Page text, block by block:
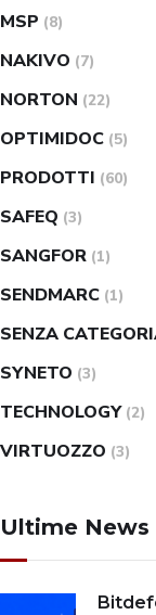
MSP (8)
NAKIVO (7)
NORTON (22)
OPTIMIDOC (5)
PRODOTTI (60)
SAFEQ (3)
SANGFOR (1)
SENDMARC (1)
SENZA
SYNETO (3)
TECHNOLOGY (2)
VIRTUOZZO (3)
Ultime News